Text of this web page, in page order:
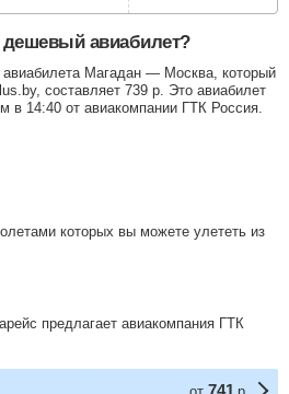
авиабилет?
Магадан — Москва, который
составляет 739 р . Это авиабилет
в 14:40 от авиакомпании ГТК Россия.
которых вы можете улететь из
предлагает авиакомпания ГТК
от 741 р.